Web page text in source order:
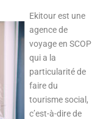
Ekitour est une
agence de
voyage en SCOP
qui a la
particularité de
faire du
tourisme social,
c’est-à-dire de